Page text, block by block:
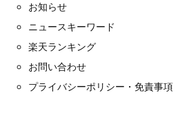
お知らせ
ニュースキーワード
楽天ランキング
お問い合わせ
プライバシーポリシー・免責事項